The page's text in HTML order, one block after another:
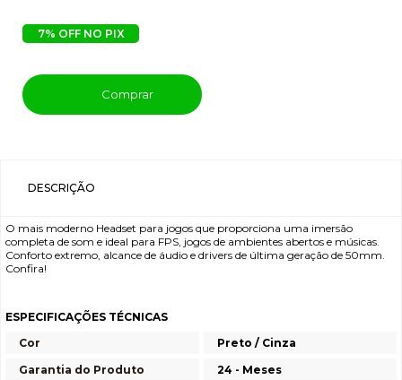
7% OFF NO PIX
Comprar
DESCRIÇÃO
O mais moderno Headset para jogos que proporciona uma imersão
completa de som e ideal para FPS, jogos de ambientes abertos e músicas.
Conforto extremo, alcance de áudio e drivers de última geração de 50mm.
Confira!
ESPECIFICAÇÕES TÉCNICAS
Cor
Preto / Cinza
Garantia do Produto
24 - Meses